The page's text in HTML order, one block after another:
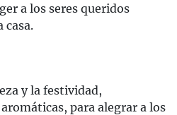
a los seres queridos
casa.
y la festividad,
para alegrar a los